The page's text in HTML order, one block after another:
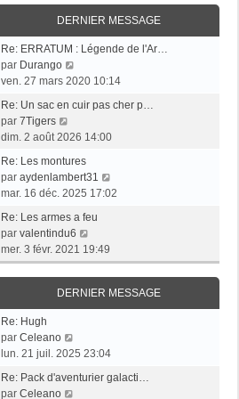
a
g
e
i
e
r
m
e
s
s
a
g
e
n
i
e
m
s
s
a
g
r
l
e
d
e
r
n
i
e
m
e
s
s
a
g
e
DERNIER MESSAGE
Re: ERRATUM : Légende de l'Ar…
par Durango
o
r
e
d
e
r
i
e
r
e
g
ven. 27 mars 2020 10:14
Re: Un sac en cuir pas cher p…
par 7Tigers
o
r
l
e
d
e
r
n
i
e
r
e
s
s
a
dim. 2 août 2026 14:00
Re: Les montures
par aydenlambert31
o
e
m
mar. 16 déc. 2025 17:02
Re: Les armes a feu
par valentindu6
o
i
r
l
e
r
n
mer. 3 févr. 2021 19:49
DERNIER MESSAGE
Re: Hugh
par Celeano
o
r
lun. 21 juil. 2025 23:04
Re: Pack d'aventurier galacti…
par Celeano